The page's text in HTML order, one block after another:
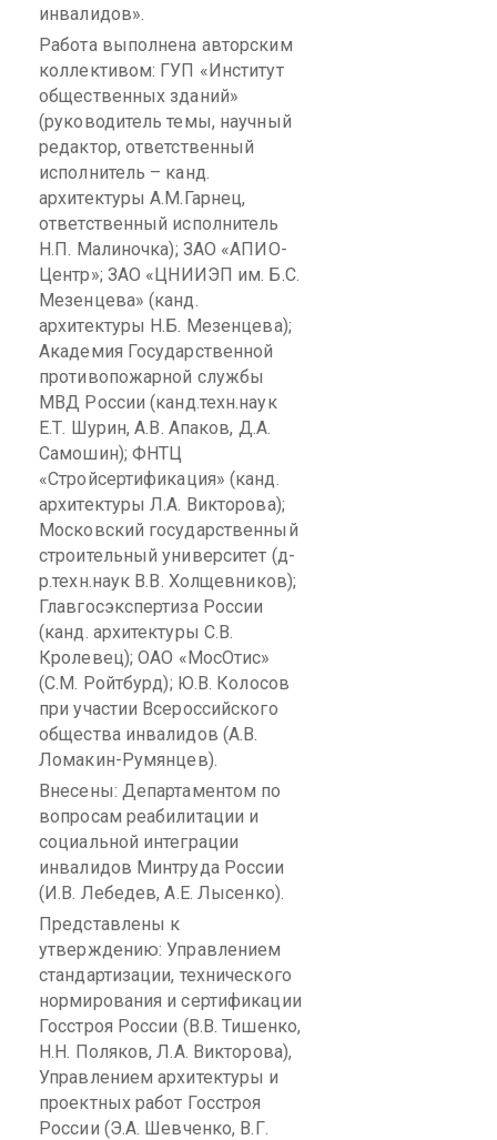
инвалидов».
Работа выполнена авторским
коллективом: ГУП «Институт
общественных зданий»
(руководитель темы, научный
редактор, ответственный
исполнитель – канд.
архитектуры А.М.Гарнец,
ответственный исполнитель
Н.П. Малиночка); ЗАО «АПИО-
Центр»; ЗАО «ЦНИИЭП им. Б.С.
Мезенцева» (канд.
архитектуры Н.Б. Мезенцева);
Академия Государственной
противопожарной службы
МВД России (канд .техн.наук
Е.Т. Шурин, А.В. Апаков, Д.А.
Самошин); ФНТЦ
«Стройсертификация» (канд.
архитектуры Л.А. Викторова);
Московский государственный
строительный университет (д-
р.техн.наук В.В. Холщевников);
ГлавгосэкспертизаРоссии
(канд. архитектуры С.В.
Кролевец); ОАО «МосОтис»
(С.М. Ройтбурд); Ю.В. Колосов
при участии Всероссийского
общества инвалидов (А.В.
Ломакин-Румянцев).
Внесены: Департаментом по
вопросам реабилитации и
социальной интеграции
инвалидов Минтруда России
(И.В. Лебедев, А.Е. Лысенко).
Представлены к
утверждению: Управлением
стандартизации, технического
нормирования и сертификации
Госстроя России (В.В.Тишенко,
Н.Н. Поляков, Л.А. Викторова),
Управлением архитектуры и
проектных работ Госстроя
России (Э.А. Шевченко, В.Г.